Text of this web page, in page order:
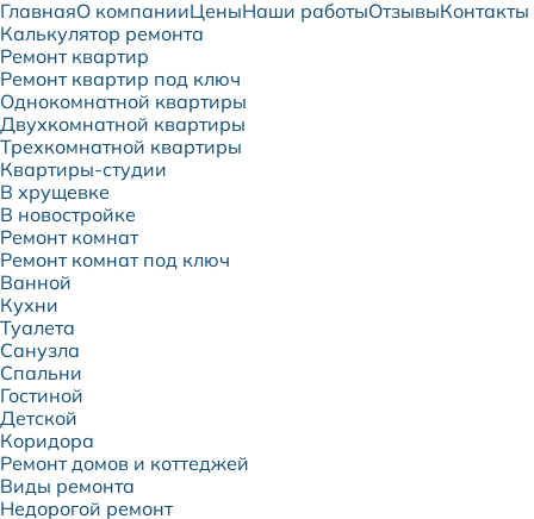
ГлавнаяО компанииЦеныНаши работыОтзывыКонтакты
Калькулятор ремонта
Ремонт квартир
Ремонт квартир под ключ
Однокомнатной квартиры
Двухкомнатной квартиры
Трехкомнатной квартиры
Квартиры-студии
В хрущевке
В новостройке
Ремонт комнат
Ремонт комнат под ключ
Ванной
Кухни
Туалета
Санузла
Спальни
Гостиной
Детской
Коридора
Ремонт домов и коттеджей
Виды ремонта
Недорогой ремонт